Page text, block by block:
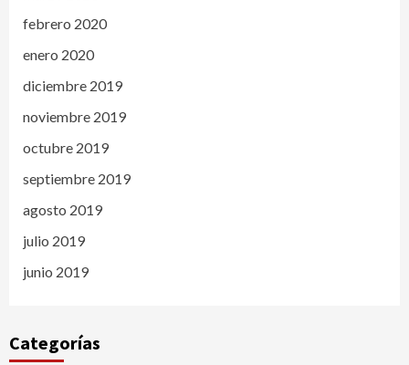
febrero 2020
enero 2020
diciembre 2019
noviembre 2019
octubre 2019
septiembre 2019
agosto 2019
julio 2019
junio 2019
Categorías